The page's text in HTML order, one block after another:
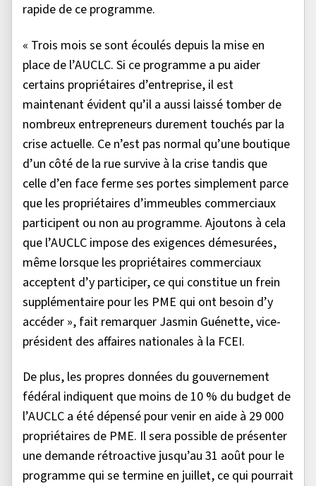
rapide de ce programme.
« Trois mois se sont écoulés depuis la mise en
place de l’AUCLC. Si ce programme a pu aider
certains propriétaires d’entreprise, il est
maintenant évident qu’il a aussi laissé tomber de
nombreux entrepreneurs durement touchés par la
crise actuelle. Ce n’est pas normal qu’une boutique
d’un côté de la rue survive à la crise tandis que
celle d’en face ferme ses portes simplement parce
que les propriétaires d’immeubles commerciaux
participent ou non au programme. Ajoutons à cela
que l’AUCLC impose des exigences démesurées,
même lorsque les propriétaires commerciaux
acceptent d’y participer, ce qui constitue un frein
supplémentaire pour les PME qui ont besoin d’y
accéder », fait remarquer Jasmin Guénette, vice-
président des affaires nationales à la FCEI.
De plus, les propres données du gouvernement
fédéral indiquent que moins de 10 % du budget de
l’AUCLC a été dépensé pour venir en aide à 29 000
propriétaires de PME. Il sera possible de présenter
une demande rétroactive jusqu’au 31 août pour le
programme qui se termine en juillet, ce qui pourrait